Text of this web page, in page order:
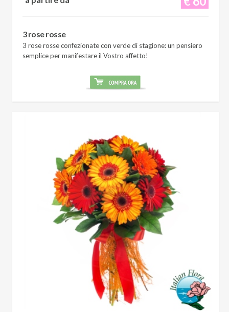
3 rose rosse
3 rose rosse confezionate con verde di stagione: un pensiero
semplice per manifestare il Vostro affetto!